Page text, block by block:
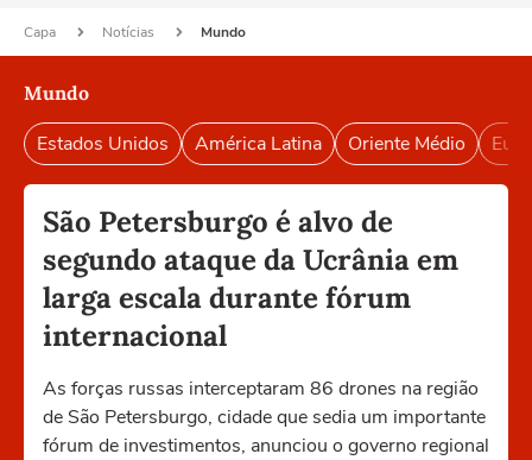
Capa Notícias Mundo
Mundo
Estados Unidos América Latina Oriente Médio
São Petersburgo é alvo de
segundo ataque da Ucrânia em
larga escala durante fórum
internacional
As forças russas interceptaram 86 drones na região
de São Petersburgo, cidade que sedia um importante
fórum de investimentos, anunciou o governo regional